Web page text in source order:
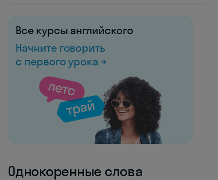
Все курсы английского
Начните говорить
с первого урока →
Однокоренные слова